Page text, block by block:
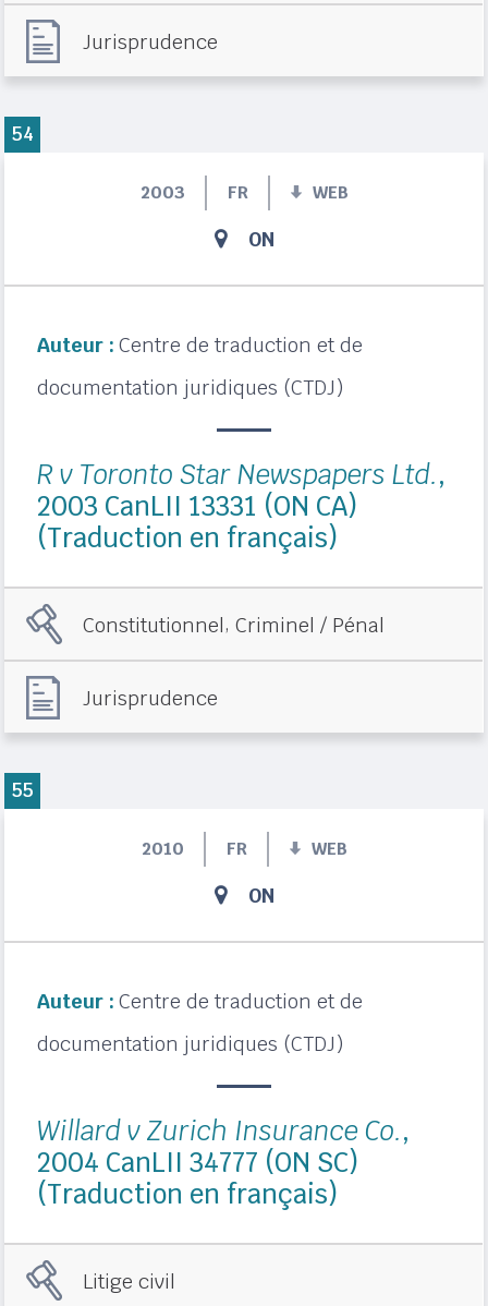
Jurisprudence
2003 FR WEB
ON
Auteur : Centre de traduction et de
documentation juridiques (CTDJ)
R v Toronto Star Newspapers Ltd.,
2003 CanLII 13331 (ON CA)
(Traduction en français)
Constitutionnel,Criminel / Pénal
Jurisprudence
54
2010 FR WEB
ON
Auteur : Centre de traduction et de
documentation juridiques (CTDJ)
Willard v Zurich Insurance Co.,
2004 CanLII 34777 (ON SC)
(Traduction en français)
Litige civil
55